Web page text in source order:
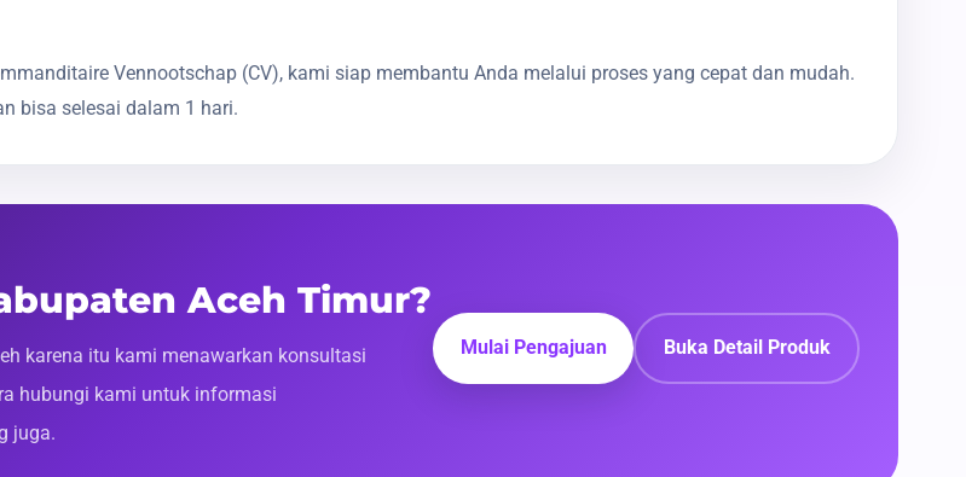
Vennootschap (CV), kami siap membantu Anda melalui proses yang cepat dan mudah.
bisa selesai dalam 1 hari.
Aceh Timur?
karena itu kami menawarkan konsultasi
hubungi kami untuk informasi
juga.
Mulai Pengajuan Buka Detail Produk